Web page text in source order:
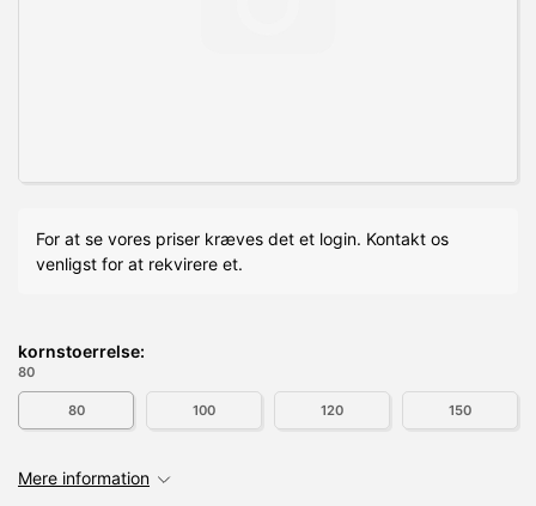
For at se vores priser kræves det et login. Kontakt os
venligst for at rekvirere et.
kornstoerrelse:
80
80 100 120 150
Mere information